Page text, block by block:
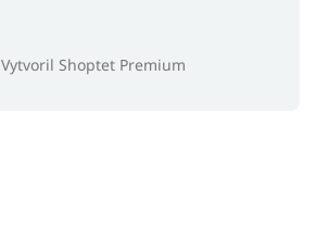
Vytvoril Shoptet Premium